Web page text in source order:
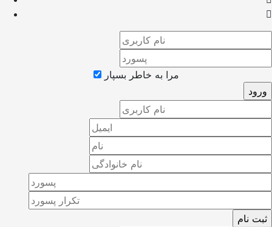
مرا به خاطر بسپار